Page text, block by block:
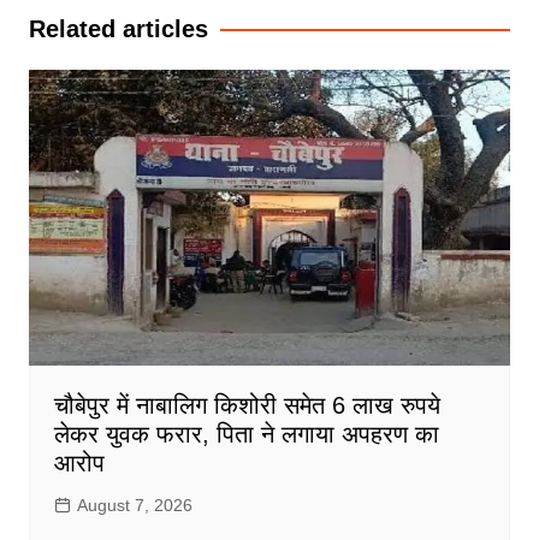
Related articles
चौबेपुर में नाबालिग किशोरी समेत 6 लाख रुपये
लेकर युवक फरार, पिता ने लगाया अपहरण का
आरोप
August 7, 2026